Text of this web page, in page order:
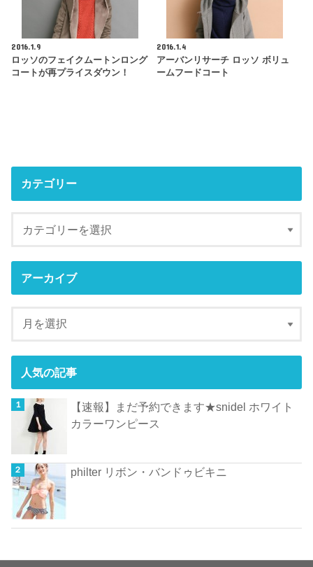
2016.1.9
ロッソのフェイクムートンロング
コートが再プライスダウン！
2016.1.4
アーバンリサーチ ロッソ ボリュ
ームフードコート
カテゴリー
アーカイブ
人気の記事
【速報】まだ予約できます★snidel ホワイト
カラーワンピース
philter リボン・バンドゥビキニ